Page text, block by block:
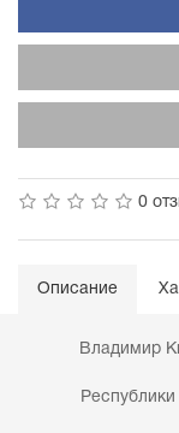
0
Описание
Владимир